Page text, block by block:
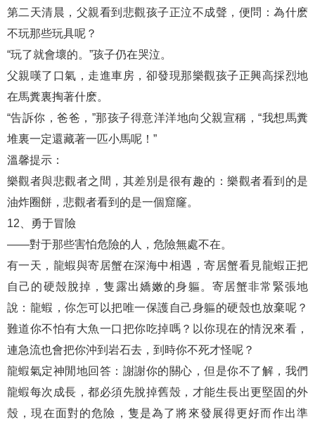
第二天清晨，父親看到悲觀孩子正泣不成聲，便問：為什麽
不玩那些玩具呢？
“玩了就會壞的。”孩子仍在哭泣。
父親嘆了口氣，走進車房，卻發現那樂觀孩子正興高採烈地
在馬糞裏掏著什麽。
“告訴你，爸爸，”那孩子得意洋洋地向父親宣稱，“我想馬糞
堆裏一定還藏著一匹小馬呢！”
溫馨提示：
樂觀者與悲觀者之間，其差別是很有趣的：樂觀者看到的是
油炸圈餅，悲觀者看到的是一個窟窿。
12、勇于冒險
——對于那些害怕危險的人，危險無處不在。
有一天，龍蝦與寄居蟹在深海中相遇，寄居蟹看見龍蝦正把
自己的硬殼脫掉，隻露出嬌嫩的身軀。寄居蟹非常緊張地
說：龍蝦，你怎可以把唯一保護自己身軀的硬殼也放棄呢？
難道你不怕有大魚一口把你吃掉嗎？以你現在的情況來看，
連急流也會把你沖到岩石去，到時你不死才怪呢？
龍蝦氣定神閒地回答：謝謝你的關心，但是你不了解，我們
龍蝦每次成長，都必須先脫掉舊殼，才能生長出更堅固的外
殼，現在面對的危險，隻是為了將來發展得更好而作出準